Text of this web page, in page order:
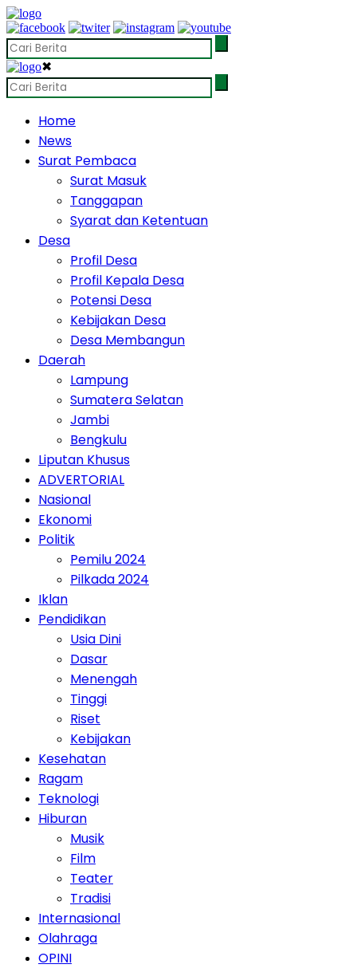
✖
Home
News
Surat Pembaca
Surat Masuk
Tanggapan
Syarat dan Ketentuan
Desa
Profil Desa
Profil Kepala Desa
Potensi Desa
Kebijakan Desa
Desa Membangun
Daerah
Lampung
Sumatera Selatan
Jambi
Bengkulu
Liputan Khusus
ADVERTORIAL
Nasional
Ekonomi
Politik
Pemilu 2024
Pilkada 2024
Iklan
Pendidikan
Usia Dini
Dasar
Menengah
Tinggi
Riset
Kebijakan
Kesehatan
Ragam
Teknologi
Hiburan
Musik
Film
Teater
Tradisi
Internasional
Olahraga
OPINI